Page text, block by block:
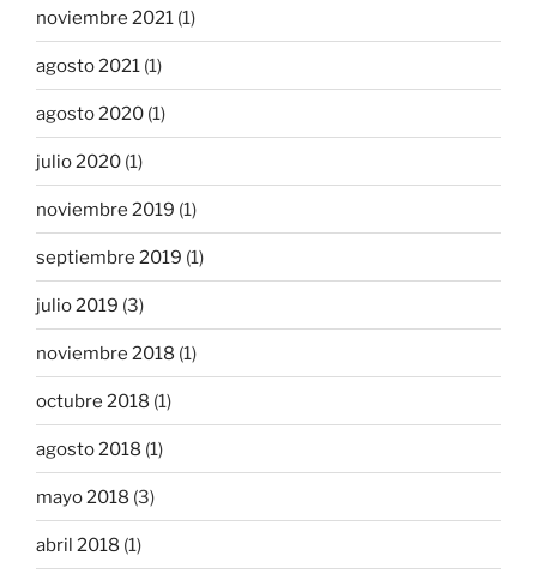
noviembre 2021 (1)
agosto 2021 (1)
agosto 2020 (1)
julio 2020 (1)
noviembre 2019 (1)
septiembre 2019 (1)
julio 2019 (3)
noviembre 2018 (1)
octubre 2018 (1)
agosto 2018 (1)
mayo 2018 (3)
abril 2018 (1)